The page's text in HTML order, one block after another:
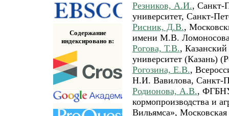
Содержание
индексировано в:
Резников, А.И., Санкт-
университет, Санкт-
Рисник, Д.В.,
имени М.В.
Рогова, Т.В.,
университет (Казань)
Рогозина, Е.В.,
Н.И. Вавилова, Санкт-
Родионова, А.В.,
кормопроизводства и
Вильямса», Московская